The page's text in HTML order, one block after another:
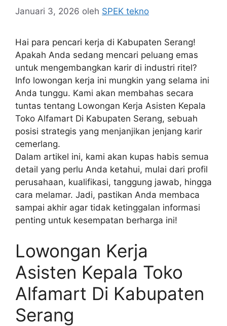
Januari 3, 2026 oleh SPEK tekno
Hai para pencari kerja di Kabupaten Serang!
Apakah Anda sedang mencari peluang emas
untuk mengembangkan karir di industri ritel?
Info lowongan kerja ini mungkin yang selama ini
Anda tunggu. Kami akan membahas secara
tuntas tentang Lowongan Kerja Asisten Kepala
Toko Alfamart Di Kabupaten Serang, sebuah
posisi strategis yang menjanjikan jenjang karir
cemerlang.
Dalam artikel ini, kami akan kupas habis semua
detail yang perlu Anda ketahui, mulai dari profil
perusahaan, kualifikasi, tanggung jawab, hingga
cara melamar. Jadi, pastikan Anda membaca
sampai akhir agar tidak ketinggalan informasi
penting untuk kesempatan berharga ini!
Lowongan Kerja
Asisten Kepala Toko
Alfamart Di Kabupaten
Serang